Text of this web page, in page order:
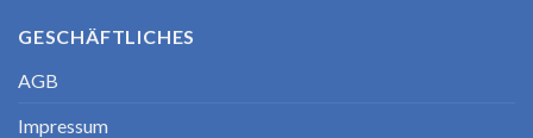
GESCHÄFTLICHES
AGB
Impressum